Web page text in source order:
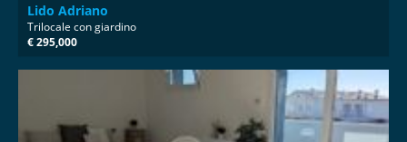
Lido Adriano
Trilocale con giardino
€ 295,000